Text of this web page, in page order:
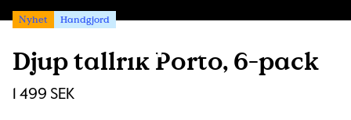
Djup tallrik Porto, 6-pack
Nyhet Handgjord
1 499 SEK